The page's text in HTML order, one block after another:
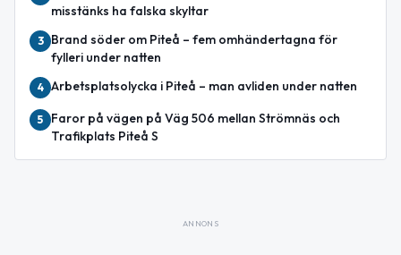
misstänks ha falska skyltar
3
Brand söder om Piteå – fem omhändertagna för
fylleri under natten
4 Arbetsplatsolycka i Piteå – man avliden under natten
5
Faror på vägen på Väg 506 mellan Strömnäs och
Trafikplats Piteå S
ANNONS